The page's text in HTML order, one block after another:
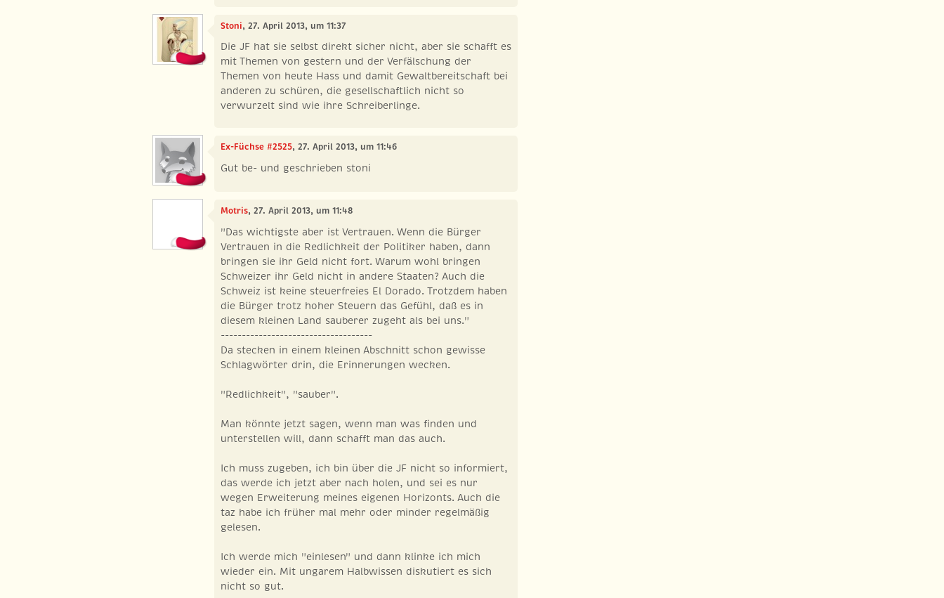
Stoni, 27. April 2013, um 11:37
Die JF hat sie selbst direkt sicher nicht, aber sie schafft es
mit Themen von gestern und der Verfälschung der
Themen von heute Hass und damit Gewaltbereitschaft bei
anderen zu schüren, die gesellschaftlich nicht so
verwurzelt sind wie ihre Schreiberlinge.
Ex-Füchse #2525, 27. April 2013, um 11:46
Gut be- und geschrieben stoni
Motris, 27. April 2013, um 11:48
"Das wichtigste aber ist Vertrauen. Wenn die Bürger
Vertrauen in die Redlichkeit der Politiker haben, dann
bringen sie ihr Geld nicht fort. Warum wohl bringen
Schweizer ihr Geld nicht in andere Staaten? Auch die
Schweiz ist keine steuerfreies El Dorado. Trotzdem haben
die Bürger trotz hoher Steuern das Gefühl, daß es in
diesem kleinen Land sauberer zugeht als bei uns."
------------------------------------
Da stecken in einem kleinen Abschnitt schon gewisse
Schlagwörter drin, die Erinnerungen wecken.
"Redlichkeit", "sauber".
Man könnte jetzt sagen, wenn man was finden und
unterstellen will, dann schafft man das auch.
Ich muss zugeben, ich bin über die JF nicht so informiert,
das werde ich jetzt aber nach holen, und sei es nur
wegen Erweiterung meines eigenen Horizonts. Auch die
taz habe ich früher mal mehr oder minder regelmäßig
gelesen.
Ich werde mich "einlesen" und dann klinke ich mich
wieder ein. Mit ungarem Halbwissen diskutiert es sich
nicht so gut.